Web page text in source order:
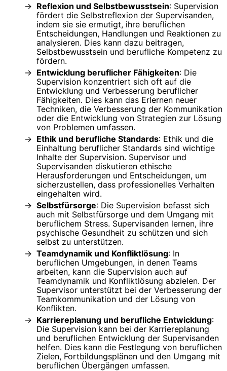
Reflexion und Selbstbewusstsein: Supervision
fördert die Selbstreflexion der Supervisanden,
indem sie sie ermutigt, ihre beruflichen
Entscheidungen, Handlungen und Reaktionen zu
analysieren. Dies kann dazu beitragen,
Selbstbewusstsein und berufliche Kompetenz zu
fördern.
Entwicklung beruflicher Fähigkeiten: Die
Supervision konzentriert sich oft auf die
Entwicklung und Verbesserung beruflicher
Fähigkeiten. Dies kann das Erlernen neuer
Techniken, die Verbesserung der Kommunikation
oder die Entwicklung von Strategien zur Lösung
von Problemen umfassen.
Ethik und berufliche Standards: Ethik und die
Einhaltung beruflicher Standards sind wichtige
Inhalte der Supervision. Supervisor und
Supervisanden diskutieren ethische
Herausforderungen und Entscheidungen, um
sicherzustellen, dass professionelles Verhalten
eingehalten wird.
Selbstfürsorge: Die Supervision befasst sich
auch mit Selbstfürsorge und dem Umgang mit
beruflichem Stress. Supervisanden lernen, ihre
psychische Gesundheit zu schützen und sich
selbst zu unterstützen.
Teamdynamik und Konfliktlösung: In
beruflichen Umgebungen, in denen Teams
arbeiten, kann die Supervision auch auf
Teamdynamik und Konfliktlösung abzielen. Der
Supervisor unterstützt bei der Verbesserung der
Teamkommunikation und der Lösung von
Konflikten.
Karriereplanung und berufliche Entwicklung:
Die Supervision kann bei der Karriereplanung
und beruflichen Entwicklung der Supervisanden
helfen. Dies kann die Festlegung von beruflichen
Zielen, Fortbildungsplänen und den Umgang mit
beruflichen Übergängen umfassen.